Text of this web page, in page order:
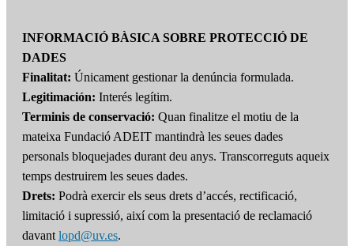
INFORMACIÓ BÀSICA SOBRE PROTECCIÓ DE
DADES
Finalitat: Únicament gestionar la denúncia formulada.
Legitimación: Interés legítim.
Terminis de conservació: Quan finalitze el motiu de la
mateixa Fundació ADEIT mantindrà les seues dades
personals bloquejades durant deu anys. Transcorreguts aqueix
temps destruirem les seues dades.
Drets: Podrà exercir els seus drets d’accés, rectificació,
limitació i supressió, així com la presentació de reclamació
davantlopd@uv.es.